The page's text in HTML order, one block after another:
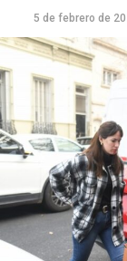
5 de febrero de